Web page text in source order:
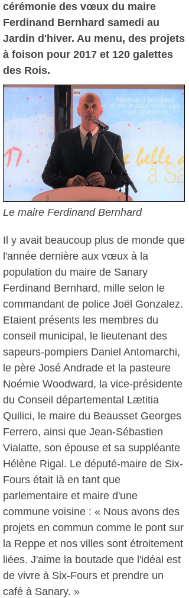
cérémonie des vœux du maire
Ferdinand Bernhard samedi au
Jardin d'hiver. Au menu, des projets
à foison pour 2017 et 120 galettes
des Rois.
Le maire Ferdinand Bernhard
Il y avait beaucoup plus de monde que
l'année dernière aux vœux à la
population du maire de Sanary
Ferdinand Bernhard, mille selon le
commandant de police Joël Gonzalez.
Etaient présents les membres du
conseil municipal, le lieutenant des
sapeurs-pompiers Daniel Antomarchi,
le père José Andrade et la pasteure
Noémie Woodward, la vice-présidente
du Conseil départemental Lætitia
Quilici, le maire du Beausset Georges
Ferrero, ainsi que Jean-Sébastien
Vialatte, son épouse et sa suppléante
Hélène Rigal. Le député-maire de Six-
Fours était là en tant que
parlementaire et maire d'une
commune voisine : « Nous avons des
projets en commun comme le pont sur
la Reppe et nos villes sont étroitement
liées. J'aime la boutade que l'idéal est
de vivre à Six-Fours et prendre un
café à Sanary. »